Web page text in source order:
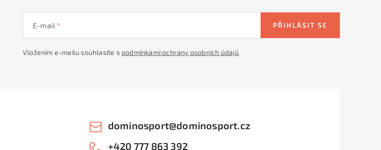
E-mail
Vložením e-mailu souhlasíte s podmínkami ochrany osobních údajů
PŘIHLÁSIT SE
dominosport@dominosport.cz
+420 777 863 392